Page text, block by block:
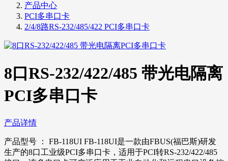
产品中心
PCI多串口卡
2/4/8路RS-232/485/422 PCI多串口卡
8口RS-232/422/485 带光电隔离
PCI多串口卡
产品详情
产品型号 ： FB-118UI FB-118UI是一款由FBUS(福巴斯)研发
生产的8口工业级PCI多串口卡，适用于PCI转RS-232/422/485